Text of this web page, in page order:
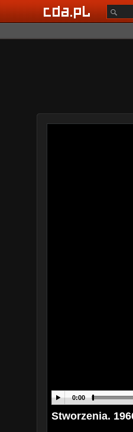
0:00
Stworzenia.